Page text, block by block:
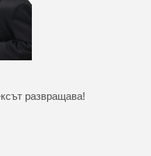
развращава!